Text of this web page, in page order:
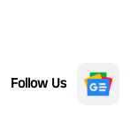
Follow Us